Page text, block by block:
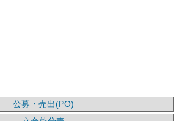
公募・売出(PO)